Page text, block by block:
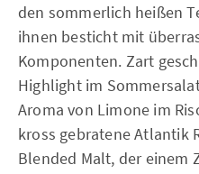
den sommerlich heißen
ihnen besticht mit
Komponenten. Zart
Highlight im
Aroma von Limone im
kross gebratene Atlantik
Blended Malt, der einem